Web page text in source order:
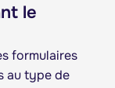
le
formulaires
au type de